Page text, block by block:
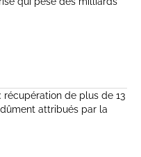
récupération de plus de 13
attribués par la